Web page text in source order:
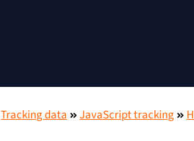
Tracking data JavaScript tracking